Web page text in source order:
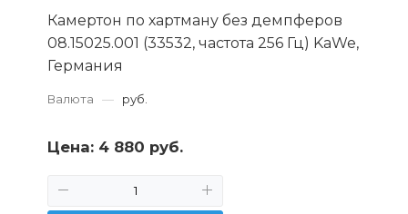
Камертон по хартману без демпферов
08.15025.001 (33532, частота 256 Гц) KaWe,
Германия
Валюта — руб.
Цена: 4 880 руб.